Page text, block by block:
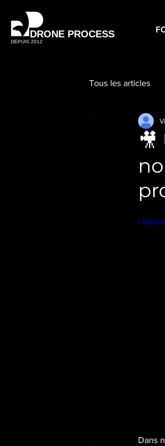
DRONE PROCESS
DEPUIS 2012
Tous les articles
https://
Dans